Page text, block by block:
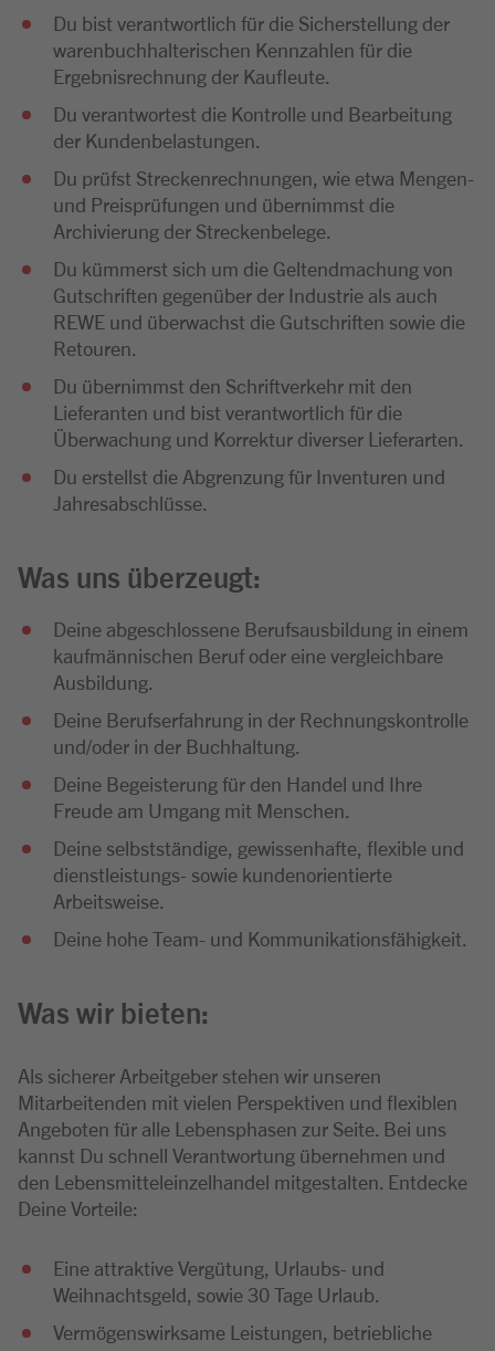
Du bist verantwortlich für die Sicherstellung der
warenbuchhalterischen Kennzahlen für die
Ergebnisrechnung der Kaufleute.
Du verantwortest die Kontrolle und Bearbeitung
der Kundenbelastungen.
Du prüfst Streckenrechnungen, wie etwa Mengen-
und Preisprüfungen und übernimmst die
Archivierung der Streckenbelege.
Du kümmerst sich um die Geltendmachung von
Gutschriften gegenüber der Industrie als auch
REWE und überwachst die Gutschriften sowie die
Retouren.
Du übernimmst den Schriftverkehr mit den
Lieferanten und bist verantwortlich für die
Überwachung und Korrektur diverser Lieferarten.
Du erstellst die Abgrenzung für Inventuren und
Jahresabschlüsse.
Was uns überzeugt:
Deine abgeschlossene Berufsausbildung in einem
kaufmännischen Beruf oder eine vergleichbare
Ausbildung.
Deine Berufserfahrung in der Rechnungskontrolle
und/oder in der Buchhaltung.
Deine Begeisterung für den Handel und Ihre
Freude am Umgang mit Menschen.
Deine selbstständige, gewissenhafte, flexible und
dienstleistungs- sowie kundenorientierte
Arbeitsweise.
Deine hohe Team- und Kommunikationsfähigkeit.
Was wir bieten:
Als sicherer Arbeitgeber stehen wir unseren
Mitarbeitenden mit vielen Perspektiven und flexiblen
Angeboten für alle Lebensphasen zur Seite. Bei uns
kannst Du schnell Verantwortung übernehmen und
den Lebensmitteleinzelhandel mitgestalten. Entdecke
Deine Vorteile:
Eine attraktive Vergütung, Urlaubs- und
Weihnachtsgeld, sowie 30 Tage Urlaub.
Vermögenswirksame Leistungen, betriebliche